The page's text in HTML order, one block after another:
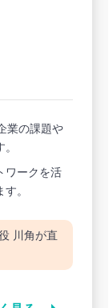
業の課題や
ワークを活
。
川角が直